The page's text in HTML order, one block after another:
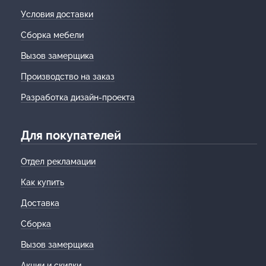
Условия доставки
Сборка мебели
Вызов замерщика
Производство на заказ
Разработка дизайн-проекта
Для покупателей
Отдел рекламации
Как купить
Доставка
Сборка
Вызов замерщика